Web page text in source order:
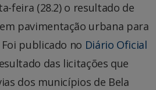
feira (28.2) o resultado de
pavimentação urbana para
publicado no Diário Oficial
das licitações que
dos municípios de Bela